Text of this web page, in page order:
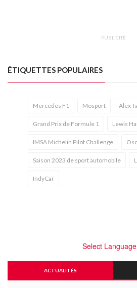
PUBLICITÉ
ÉTIQUETTES POPULAIRES
Mercedes F1 Mosport Alex
Grand Prix de Formule 1 Lewis
IMSA Michelin Pilot Challenge
Saison 2023 de sport automobile
IndyCar
Select Language
ACTUALITÉS